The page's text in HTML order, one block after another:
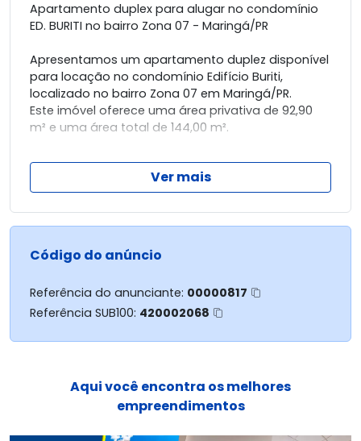
Apartamento duplex para alugar no condomínio
ED. BURITI no bairro Zona 07 - Maringá/PR
Apresentamos um apartamento duplez disponível
para locação no condomínio Edifício Buriti,
localizado no bairro Zona 07 em Maringá/PR.
Este imóvel oferece uma área privativa de 92,90
m² e uma área total de 144,00 m².
O apartamento conta com duas suítes,
proporcionando conforto e privacidade.
Além disso, dispõe de uma vaga de garagem,
garantindo conveniência para o morador.
O imóvel está semi-mobiliado, oferecendo
praticidade para quem deseja se mudar com
Entre em contato para mais informações e
Modalidades de Locação:
Fiador com 1 imóvel próprio;
Ver mais
Código do anúncio
Referência do anunciante: 00000817
Referência SUB100: 420002068
Aqui você encontra os melhores
empreendimentos